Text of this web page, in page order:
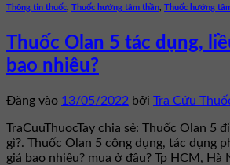
Thông tin thuốc Thuốc hướng tâm thần Thuốc hướng
Thuốc Olan 5 tác dụng,
bao nhiêu?
Đăng vào 13/05/2022 bởi Tra Cứu
TraCuuThuocTay chia sẻ: Thuốc Olan 5
gì?. Thuốc Olan 5 công dụng, tác dụng
giá bao nhiêu? mua ở đâu? Tp HCM, Hà